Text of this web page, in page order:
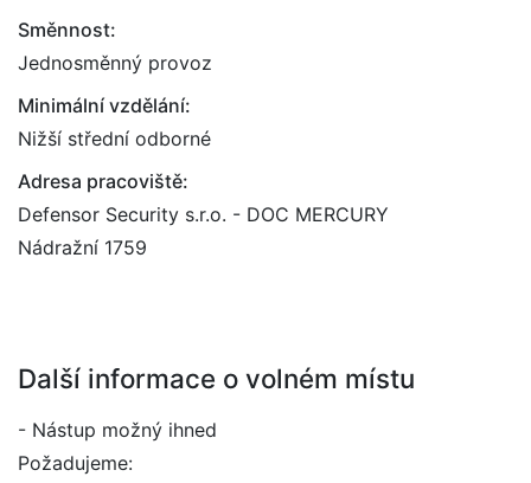
Směnnost:
Jednosměnný provoz
Minimální vzdělání:
Nižší střední odborné
Adresa pracoviště:
Defensor Security s.r.o. - DOC MERCURY
Nádražní 1759
Další informace o volném místu
- Nástup možný ihned
Požadujeme: